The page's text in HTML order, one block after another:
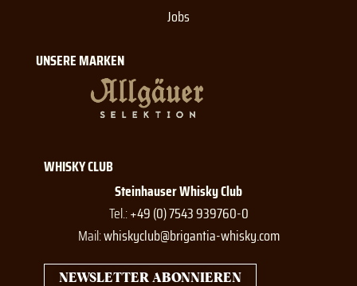
Jobs
UNSERE MARKEN
WHISKY CLUB
Steinhauser Whisky Club
Tel.:+49 (0) 7543 939760-0
Mail:whiskyclub@brigantia-whisky.com
NEWSLETTER ABONNIEREN